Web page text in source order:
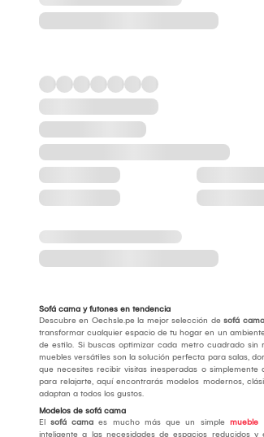
Sofá cama y futones en tendencia
Descubre en Oechsle.pe la mejor selección de sofá
transformar cualquier espacio de tu hogar en un
de estilo. Si buscas optimizar cada metro cuadrado sin
muebles versátiles son la solución perfecta para salas,
que necesites recibir visitas inesperadas o simplemente
para relajarte, aquí encontrarás modelos modernos,
adaptan a todos los gustos.
Modelos de sofá cama
El sofá cama es mucho más que un simple mueble
inteligente a las necesidades de espacios reducidos y